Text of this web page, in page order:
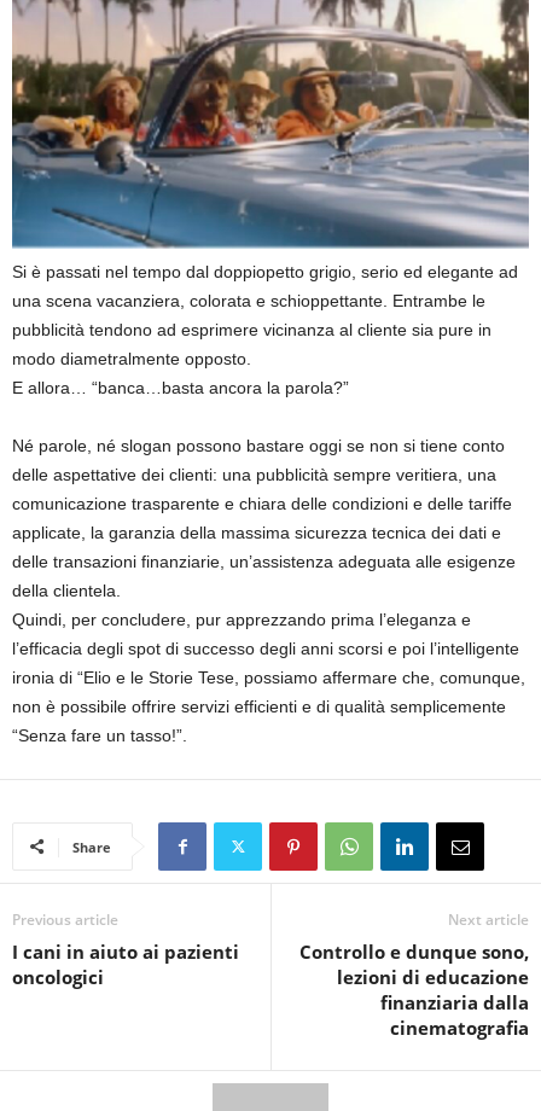
Si è passati nel tempo dal doppiopetto grigio, serio ed elegante ad
una scena vacanziera, colorata e schioppettante. Entrambe le
pubblicità tendono ad esprimere vicinanza al cliente sia pure in
modo diametralmente opposto.
E allora… “banca…basta ancora la parola?”
Né parole, né slogan possono bastare oggi se non si tiene conto
delle aspettative dei clienti: una pubblicità sempre veritiera, una
comunicazione trasparente e chiara delle condizioni e delle tariffe
applicate, la garanzia della massima sicurezza tecnica dei dati e
delle transazioni finanziarie, un’assistenza adeguata alle esigenze
della clientela.
Quindi, per concludere, pur apprezzando prima l’eleganza e
l’efficacia degli spot di successo degli anni scorsi e poi l’intelligente
ironia di “Elio e le Storie Tese, possiamo affermare che, comunque,
non è possibile offrire servizi efficienti e di qualità semplicemente
“Senza fare un tasso!”.
Share
Previous article
I cani in aiuto ai pazienti
oncologici
Next article
Controllo e dunque sono,
lezioni di educazione
finanziaria dalla
cinematografia